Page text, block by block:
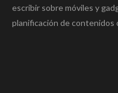
escribir sobre móviles y
planificación de contenidos